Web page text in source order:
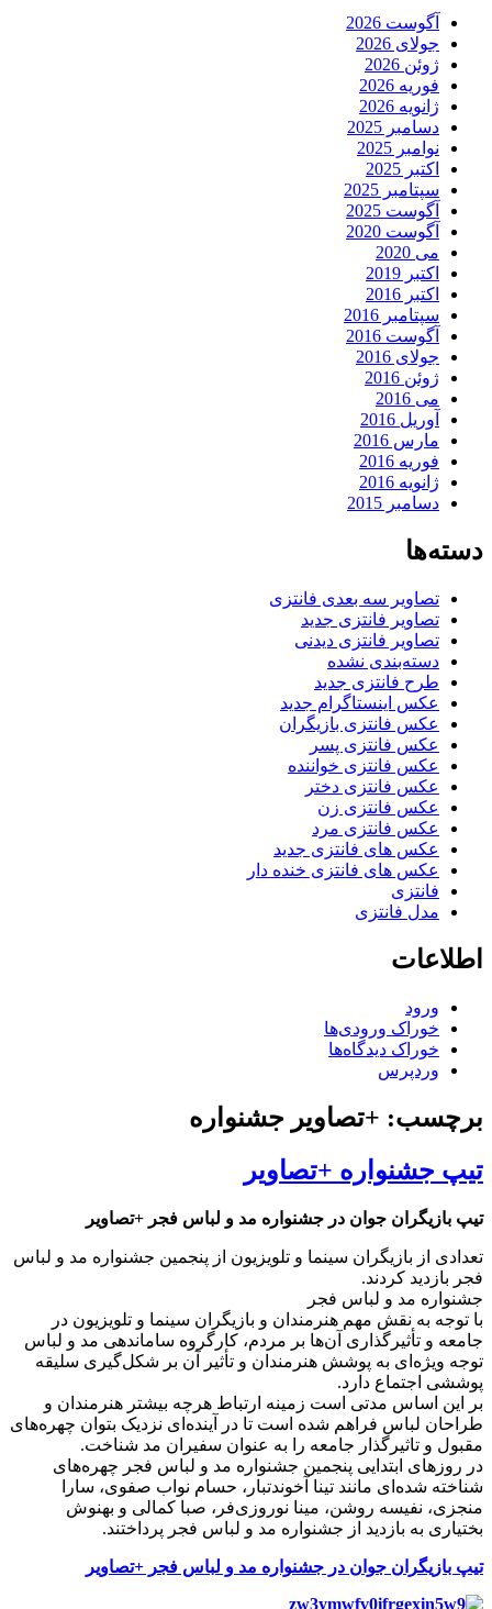
آگوست 2026
جولای 2026
ژوئن 2026
فوریه 2026
ژانویه 2026
دسامبر 2025
نوامبر 2025
اکتبر 2025
سپتامبر 2025
آگوست 2025
آگوست 2020
می 2020
اکتبر 2019
اکتبر 2016
سپتامبر 2016
آگوست 2016
جولای 2016
ژوئن 2016
می 2016
آوریل 2016
مارس 2016
فوریه 2016
ژانویه 2016
دسامبر 2015
دسته‌ها
تصاویر سه بعدی فانتزی
تصاویر فانتزی جدید
تصاویر فانتزی دیدنی
دسته‌بندی نشده
طرح فانتزی جدید
عکس اینستاگرام جدید
عکس فانتزی بازیگران
عکس فانتزی پسر
عکس فانتزی خواننده
عکس فانتزی دختر
عکس فانتزی زن
عکس فانتزی مرد
عکس های فانتزی جدید
عکس های فانتزی خنده دار
فانتزی
مدل فانتزی
اطلاعات
ورود
خوراک ورودی‌ها
خوراک دیدگاه‌ها
وردپرس
برچسب: +تصاویر جشنواره
تیپ جشنواره +تصاویر
تیپ بازیگران جوان در جشنواره مد و لباس فجر +تصاویر
تعدادی از بازیگران سینما و تلویزیون از پنجمین جشنواره مد و لباس
فجر بازدید کردند.
جشنواره مد و لباس فجر
با توجه به نقش مهم هنرمندان و بازیگران سینما و تلویزیون در
جامعه و تأثیرگذاری آن‌ها بر مردم، کارگروه ساماندهی مد و لباس
توجه ویژه‌ای به پوشش هنرمندان و تأثیر آن بر شکل‌گیری سلیقه
پوششی اجتماع دارد.
بر این اساس مدتی است زمینه ارتباط هرچه بیشتر هنرمندان و
طراحان لباس فراهم شده است تا در آینده‌ای نزدیک بتوان چهره‌های
مقبول و تاثیرگذار جامعه را به عنوان سفیران مد شناخت.
در روزهای ابتدایی پنجمین جشنواره مد و لباس فجر چهره‌های
شناخته شده‌ای مانند تینا آخوندتبار، حسام نواب صفوی، سارا
منجزی، نفیسه روشن، مینا نوروزی‌فر، صبا کمالی و بهنوش
بختیاری به بازدید از جشنواره مد و لباس فجر پرداختند.
تیپ بازیگران جوان در جشنواره مد و لباس فجر +تصاویر